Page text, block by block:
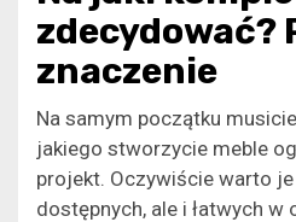
zdecydować?
znaczenie
Na samym początku
jakiego stworzycie meble
projekt. Oczywiście warto
dostępnych, ale i łatwych w